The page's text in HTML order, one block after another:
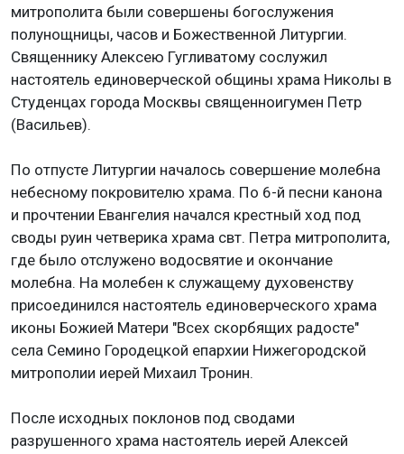
митрополита были совершены богослужения
полунощницы, часов и Божественной Литургии.
Священнику Алексею Гугливатому сослужил
настоятель единоверческой общины храма Николы в
Студенцах города Москвы священноигумен Петр
(Васильев).
По отпусте Литургии началось совершение молебна
небесному покровителю храма. По 6-й песни канона
и прочтении Евангелия начался крестный ход под
своды руин четверика храма свт. Петра митрополита,
где было отслужено водосвятие и окончание
молебна. На молебен к служащему духовенству
присоединился настоятель единоверческого храма
иконы Божией Матери "Всех скорбящих радосте"
села Семино Городецкой епархии Нижегородской
митрополии иерей Михаил Тронин.
После исходных поклонов под сводами
разрушенного храма настоятель иерей Алексей